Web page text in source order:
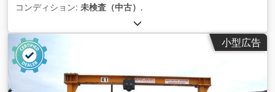
コンディション: 未検査（中古） ,
小型広告